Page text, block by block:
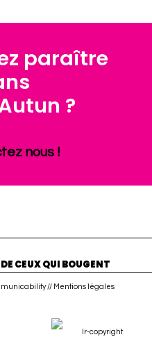
paraître
?
nous !
CEUX QUI BOUGENT
// Mentions légales